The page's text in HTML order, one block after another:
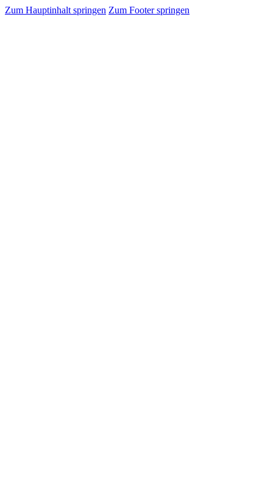
Zum Hauptinhalt springen Zum Footer springen